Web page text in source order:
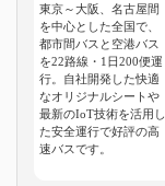
東京～大阪、名古屋間
を中心とした全国で、
都市間バスと空港バス
を22路線・1日200便運
行。自社開発した快適
なオリジナルシートや
最新のIoT技術を活用し
た安全運行で好評の高
速バスです。